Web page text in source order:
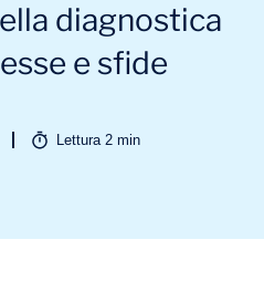
diagnostica
e sfide
Lettura2 min